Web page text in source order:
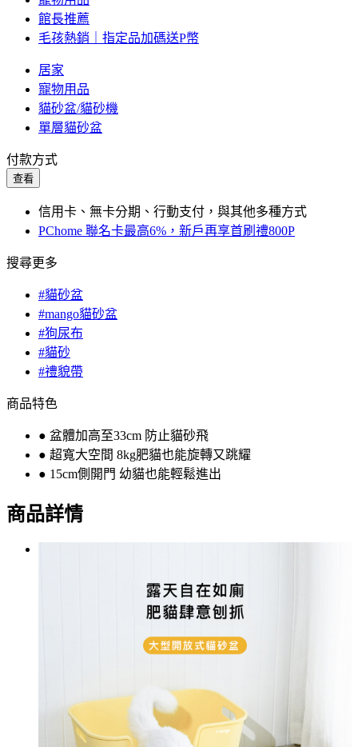
館長推薦
毛孩熱銷｜指定品加碼送P幣
居家
寵物用品
貓砂盆/貓砂機
單層貓砂盆
付款方式
查看
信用卡、無卡分期、行動支付，與其他多種方式
PChome 聯名卡最高6%，新戶再享首刷禮800P
搜尋更多
#貓砂盆
#mango貓砂盆
#狗尿布
#貓砂
#禮貌帶
商品特色
● 盆體加高至33cm 防止貓砂飛
● 超寬大空間 8kg肥貓也能旋轉又跳耀
● 15cm側開門 幼貓也能輕鬆進出
商品詳情